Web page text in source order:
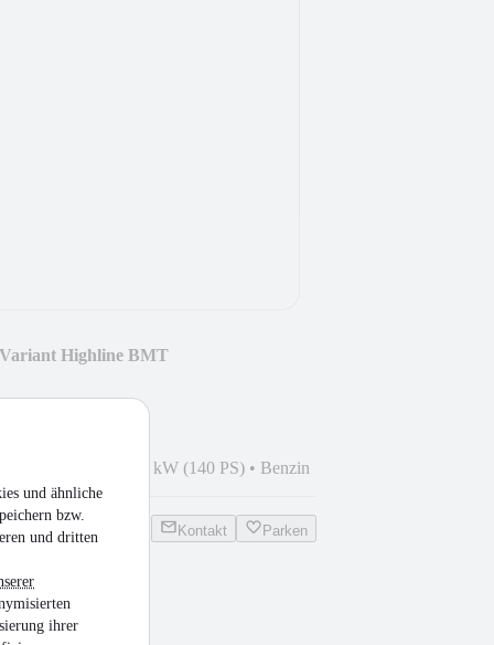
und ähnliche
bzw.
und dritten
ihrer
Highline BMT
103 kW (140 PS) • Benzin
Kontakt Parken